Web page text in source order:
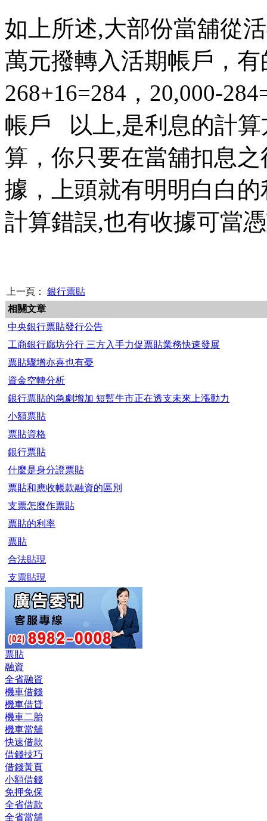
如上所述,大部份當舖從
萬元撥轉入活期帳戶，
268+16=284，20,000-
帳戶 以上,是利息的計算
算，你只要在當舖扣息
據，上頭就有明明白白
計算錯誤,也有收據可當
上一頁： 銀行票貼
相關文章
中央銀行票貼發行公告
工商銀行廊坊分行 三方入手力促票貼業務快速發展
票貼驟增亦喜也有憂
資金空轉分析
銀行票貼的急劇增加 短暫牛市正在透支未來上漲動力
小額票貼
票貼資格
銀行票貼
什麼是身分證票貼
票貼和應收帳款融資的區別
支票怎麼作票貼
票貼的利率
票貼
合法貼現
支票貼現
票貼
融資
全省融資
機車借錢
機車借貸
機車二胎
機車當舖
快速借款
借錢技巧
借錢黃頁
小額借錢
免押免保
全省借款
全省當舖